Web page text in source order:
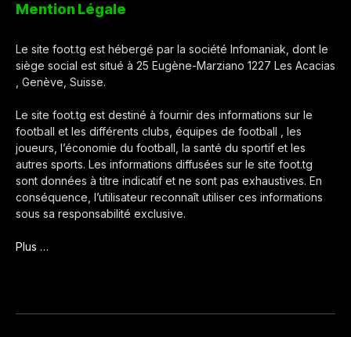
Mention Légale
Le site foot.tg est hébergé par la société Infomaniak, dont le
siège social est situé à 25 Eugène-Marziano 1227 Les Acacias
, Genève, Suisse.
Le site foot.tg est destiné à fournir des informations sur le
football et les différents clubs, équipes de football , les
joueurs, l’économie du football, la santé du sportif et les
autres sports. Les informations diffusées sur le site foot.tg
sont données à titre indicatif et ne sont pas exhaustives. En
conséquence, l’utilisateur reconnaît utiliser ces informations
sous sa responsabilité exclusive.
Plus …